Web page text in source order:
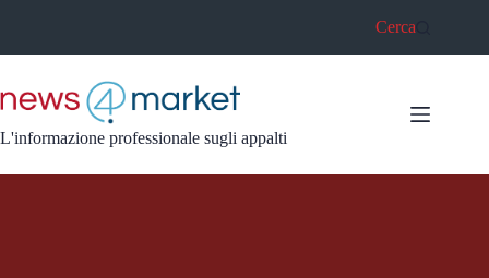
Cerca
L'informazione professionale sugli appalti